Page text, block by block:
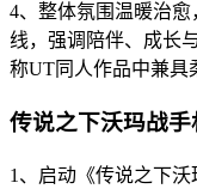
4、整体氛围温暖治
线，强调陪伴、成长
称UT同人作品中兼具
传说之下沃玛战
1、启动《传说之下